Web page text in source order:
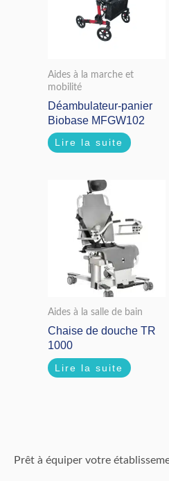
Aides à la marche et
mobilité
Déambulateur-panier
Biobase MFGW102
Lire la suite
Aides à la salle de bain
Chaise de douche TR
1000
Lire la suite
Prêt à équiper votre